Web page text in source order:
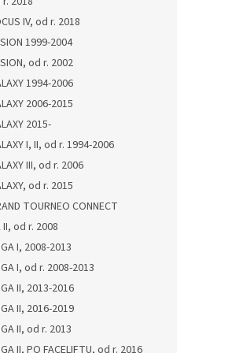
IV, od r. 2018
1999-2004
od r. 2002
1994-2006
2006-2015
2015-
I, II, od r. 1994-2006
III, od r. 2006
od r. 2015
TOURNEO CONNECT
II, od r. 2008
I, 2008-2013
I, od r. 2008-2013
II, 2013-2016
II, 2016-2019
II, od r. 2013
II, PO FACELIFTU, od r. 2016